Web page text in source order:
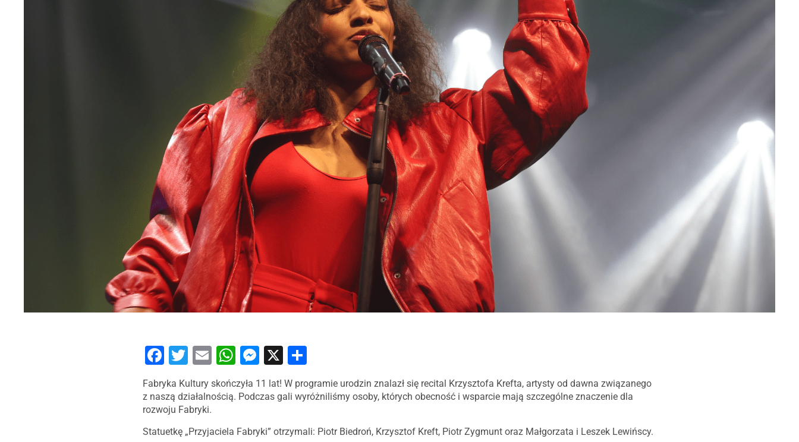
Facebook
Twitter
EmailWhatsApp
Messenger
X
Fabryka Kultury skończyła 11 lat! W programie urodzin znalazł się recital Krzysztofa Krefta, artysty od dawna związanego
z naszą działalnością. Podczas gali wyróżniliśmy osoby, których obecność i wsparcie mają szczególne znaczenie dla
rozwoju Fabryki.
Statuetkę „Przyjaciela Fabryki” otrzymali: Piotr Biedroń, Krzysztof Kreft, Piotr Zygmunt oraz Małgorzata i Leszek Lewińscy.